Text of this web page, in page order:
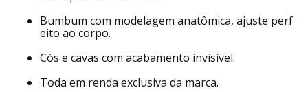
Bumbum com modelagem anatômica, ajuste perf
eito ao corpo.
Cós e cavas com acabamento invisível.
Toda em renda exclusiva da marca.